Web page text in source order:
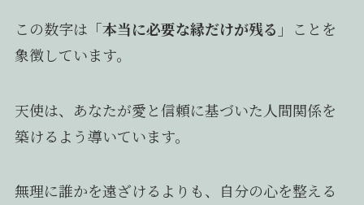
この数字は 「本当に必要な縁だけが残る」 ことを
象徴しています。
天使は、あなたが愛と信頼に基づいた人間関係を
築けるよう導いています。
無理に誰かを遠ざけるよりも、自分の心を整える